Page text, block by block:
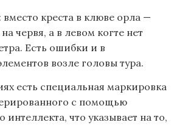
креста в клюве орла —
червя, а в левом когте нет
Есть ошибки и в
возле головы тура.
есть специальная маркировка
с помощью
интеллекта, что указывает на то,